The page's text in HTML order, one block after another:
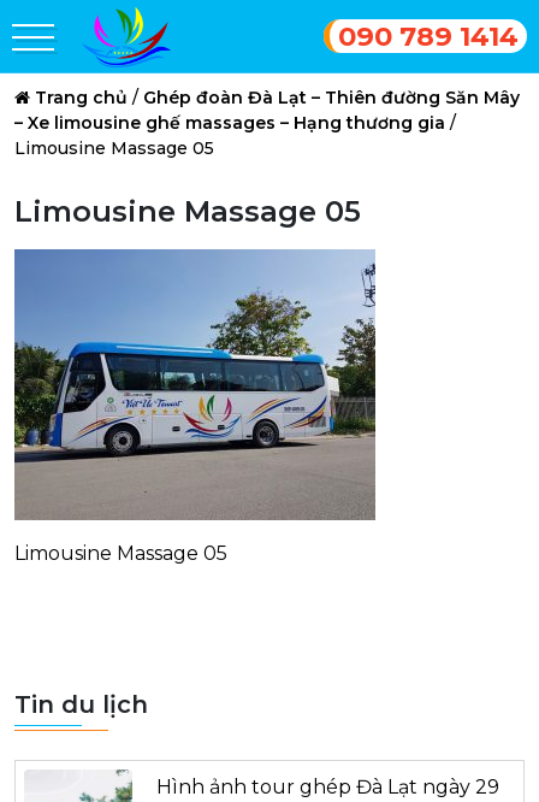
090 789 1414
Trang chủ / Ghép đoàn Đà Lạt – Thiên đường Săn Mây
– Xe limousine ghế massages – Hạng thương gia /
Limousine Massage 05
Limousine Massage 05
Limousine Massage 05
Tin du lịch
Hình ảnh tour ghép Đà Lạt ngày 29